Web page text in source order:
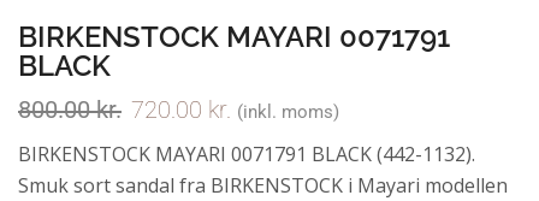
BIRKENSTOCK MAYARI 0071791
BLACK
800.00kr. 720.00 kr. (inkl. moms)
BIRKENSTOCK MAYARI 0071791 BLACK (442-1132).
Smuk sort sandal fra BIRKENSTOCK i Mayari modellen